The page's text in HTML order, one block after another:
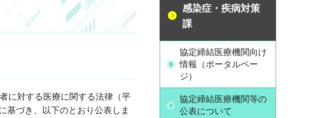
に対する医療に関する法律（平
基づき、以下のとおり公表しま
感染症・疾病対策
課
協定締結医療機関向け
情報（ポータルペー
ジ）
協定締結医療機関等の
公表について